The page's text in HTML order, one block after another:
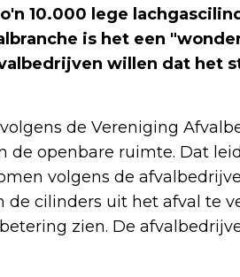
10.000 lege
is het een
willen dat het
de Vereniging
de openbare ruimte. Dat
volgens de
de cilinders uit het afval te
zien. De